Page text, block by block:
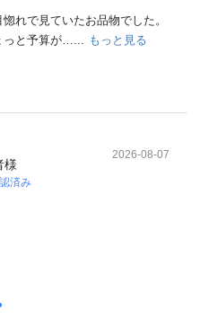
れで見ていたお品物でした。
っと予算が…... もっと見る
様
済み
2026-08-07